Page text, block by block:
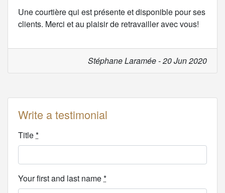
Une courtière qui est présente et disponible pour ses
clients. Merci et au plaisir de retravailler avec vous!
Stéphane Laramée - 20 Jun 2020
Write a testimonial
Title*
Your first and last name*